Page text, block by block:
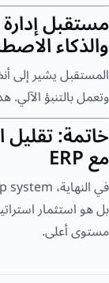
والذكاء
وتعمل بالتنبؤ الآلي.
خاتمة: تقليل
مع ERP
بل هو استثمار
مستوى أعلى.